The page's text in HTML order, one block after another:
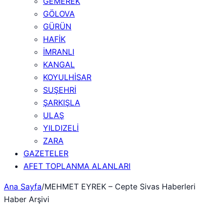
GÖLOVA
GÜRÜN
HAFİK
İMRANLI
KANGAL
KOYULHİSAR
SUŞEHRİ
ŞARKIŞLA
ULAŞ
YILDIZELİ
ZARA
GAZETELER
AFET TOPLANMA ALANLARI
Ana Sayfa/MEHMET EYREK – Cepte Sivas Haberleri
Haber Arşivi